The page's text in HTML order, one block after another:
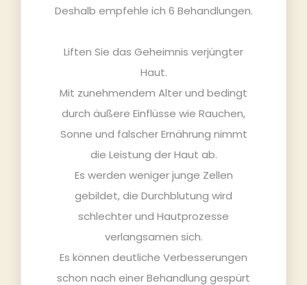
Deshalb empfehle ich 6 Behandlungen.
Liften Sie das Geheimnis verjüngter
Haut.
Mit zunehmendem Alter und bedingt
durch äußere Einflüsse wie Rauchen,
Sonne und falscher Ernährung nimmt
die Leistung der Haut ab.
Es werden weniger junge Zellen
gebildet, die Durchblutung wird
schlechter und Hautprozesse
verlangsamen sich.
Es können deutliche Verbesserungen
schon nach einer Behandlung gespürt